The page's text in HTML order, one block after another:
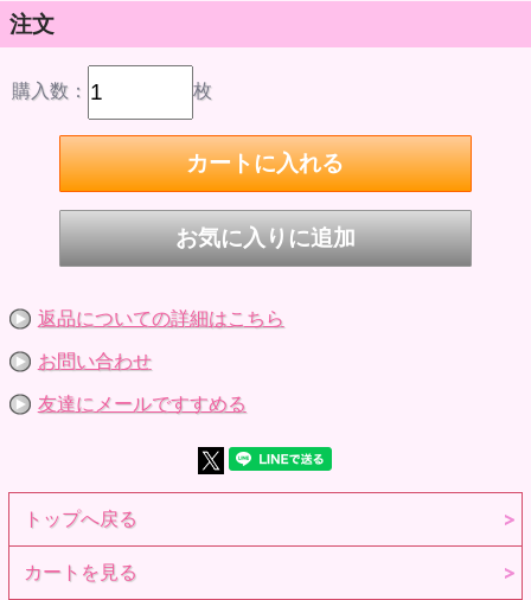
ぬ事故の危険がありますので、取扱いには充分ご注意下さ
い。
※ニットは引っ掛けやすいのでご注意下さい。
※ニットに開きはありません。首を外して着せ替える仕様で
す。
※商品到着後、すぐに中身をご確認下さい。
※対象年齢15歳以上
商品詳細
品番 2120011
JAN 4571239252172
アニーモS男子）× 、でこニキボディ× 、momoko○、六分の
一男子図鑑エイト○、六分の一男子図鑑ナイン△
※参考画像です。
注文
購入数： 枚
返品についての詳細はこちら
お問い合わせ
友達にメールですすめる
トップへ戻る
カートを見る